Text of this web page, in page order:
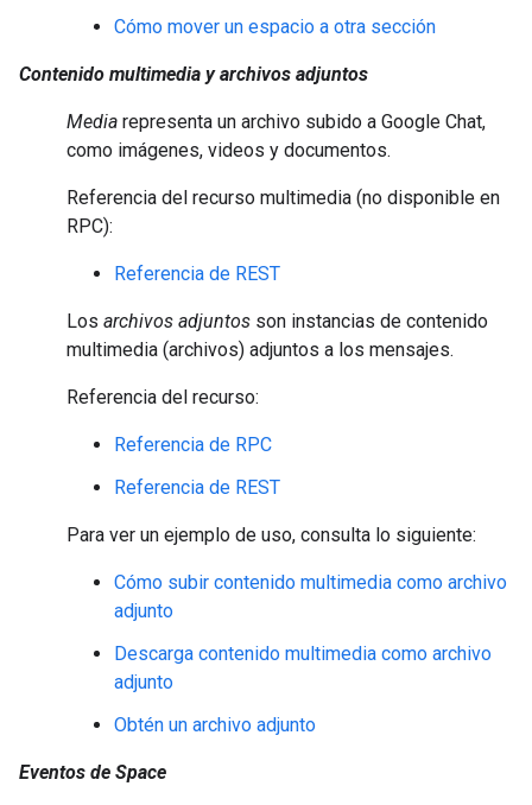
Cómo mover un espacio a otra sección
Contenido multimedia y archivos adjuntos
Media representa un archivo subido a Google Chat,
como imágenes, videos y documentos.
Referencia del recurso multimedia (no disponible en
RPC):
Referencia de REST
Los archivos adjuntos son instancias de contenido
multimedia (archivos) adjuntos a los mensajes.
Referencia del recurso:
Referencia de RPC
Referencia de REST
Para ver un ejemplo de uso, consulta lo siguiente:
Cómo subir contenido multimedia como archivo
adjunto
Descarga contenido multimedia como archivo
adjunto
Obtén un archivo adjunto
Eventos de Space